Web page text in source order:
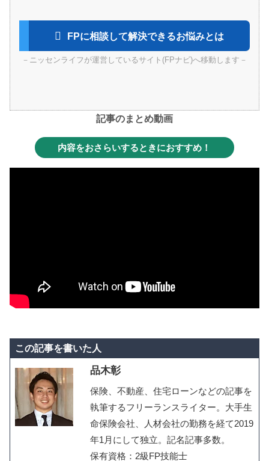
FPに相談して解決できるお悩みとは
－ニッセンライフが運営しているサイト(FPナビ)へ移動します－
記事のまとめ動画
内容をおさらいするときにおすすめ！
この記事を書いた人
品木彰
保険、不動産、住宅ローンなどの記事を
執筆するフリーランスライター。大手生
命保険会社、人材会社の勤務を経て2019
年1月にして独立。記名記事多数。
保有資格：2級FP技能士